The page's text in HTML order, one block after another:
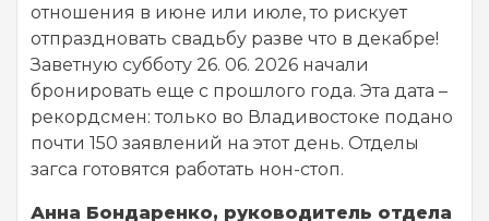
отношения в июне или июле, то рискует
отпраздновать свадьбу разве что в декабре!
Заветную субботу 26. 06. 2026 начали
бронировать еще с прошлого года. Эта дата –
рекордсмен: только во Владивостоке подано
почти 150 заявлений на этот день. Отделы
загса готовятся работать нон-стоп.
Анна Бондаренко, руководитель отдела